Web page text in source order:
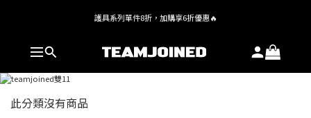
全館 $1,380 即享免運
護具系列單件8折，加購享6折優惠🔥
全館 $1,380 即享免運
此分類沒有商品